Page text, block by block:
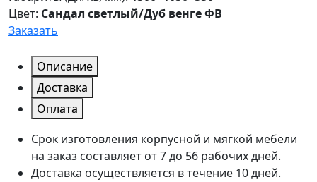
Цвет: Сандал светлый/Дуб венге ФВ
Заказать
Описание
Доставка
Оплата
Срок изготовления корпусной и мягкой мебели
на заказ составляет от 7 до 56 рабочих дней.
Доставка осуществляется в течение 10 дней.